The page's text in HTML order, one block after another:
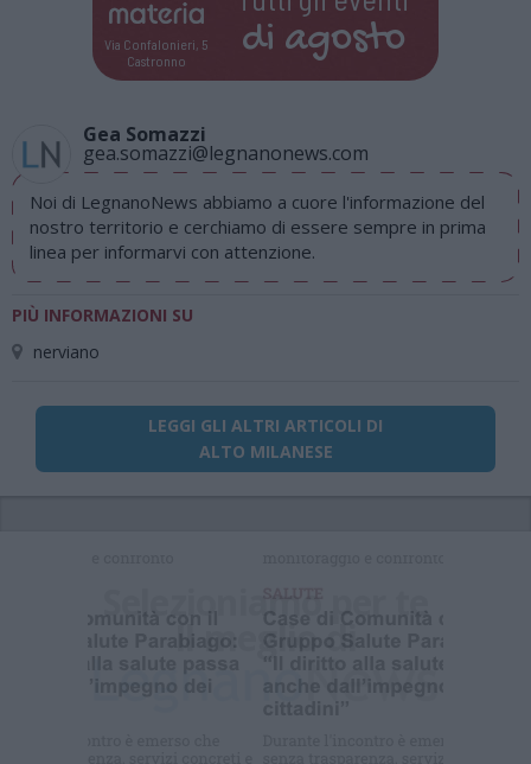
Via Confalonieri, 5
Castronno
di agosto
Gea Somazzi
gea.somazzi@legnanonews.com
Noi di LegnanoNews abbiamo a cuore l'informazione del
nostro territorio e cerchiamo di essere sempre in prima
linea per informarvi con attenzione.
PIÙ INFORMAZIONI SU
nerviano
LEGGI GLI ALTRI ARTICOLI DI
ALTO MILANESE
Selezioniamo per te
Il meglio di